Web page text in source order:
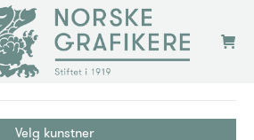
Velg kunstner